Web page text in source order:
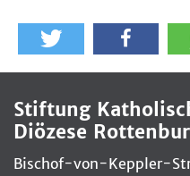
Stiftung
Diözese
Bischof-von-Keppler-